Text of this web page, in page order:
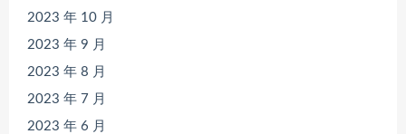
2023 年 10 月
2023 年 9 月
2023 年 8 月
2023 年 7 月
2023 年 6 月